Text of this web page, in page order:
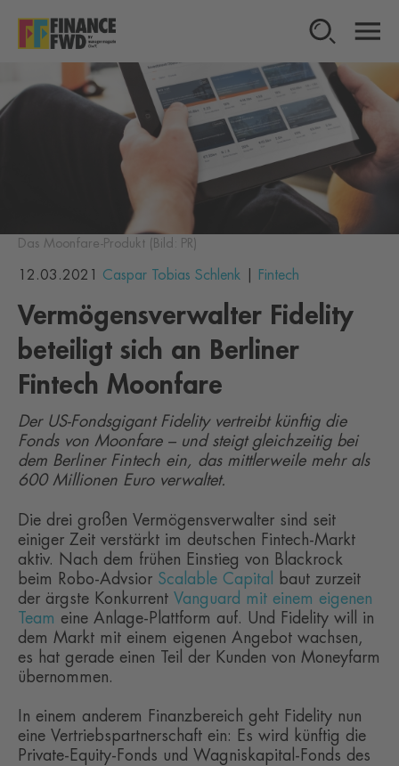
12.03.2021 Caspar Tobias Schlenk Fintech
Das Moonfare-Produkt (Bild: PR)
Vermögensverwalter Fidelity
beteiligt sich an Berliner
Fintech Moonfare
Der US-Fondsgigant Fidelity vertreibt künftig die
Fonds von Moonfare – und steigt gleichzeitig bei
dem Berliner Fintech ein, das mittlerweile mehr als
600 Millionen Euro verwaltet.
Die drei großen Vermögensverwalter sind seit
einiger Zeit verstärkt im deutschen Fintech-Markt
aktiv. Nach dem frühen Einstieg von Blackrock
beim Robo-Advsior Scalable Capital
baut zurzeit
der ärgste Konkurrent Vanguard mit einem eigenen
Team eine Anlage-Plattform auf. Und Fidelity will in
dem Markt mit einem eigenen Angebot wachsen,
es hat gerade einen Teil der Kunden von Moneyfarm
übernommen.
In einem anderem Finanzbereich geht Fidelity nun
eine Vertriebspartnerschaft ein: Es wird künftig die
Private-Equity-Fonds und Wagniskapital-Fonds des